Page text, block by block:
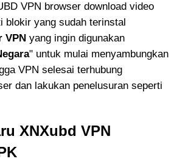
VPN browser download video
blokir yang sudah terinstal
VPN yang ingin digunakan
" untuk mulai menyambungkan
VPN selesai terhubung
dan lakukan penelusuran seperti
XNXubd VPN